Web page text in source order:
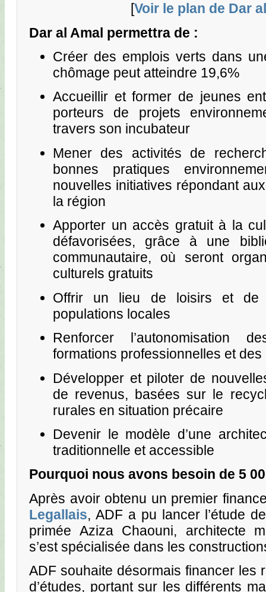
[Voir le plan de Dar
Dar al Amal permettra de :
Créer des emplois verts dans
chômage peut atteindre 19,6%
Accueillir et former de jeunes
porteurs de projets
travers son incubateur
Mener des activités de
bonnes pratiques
nouvelles initiatives répondant
la région
Apporter un accès gratuit à la
défavorisées, grâce à une
communautaire, où seront
culturels gratuits
Offrir un lieu de loisirs et de
populations locales
Renforcer l’autonomisation
formations professionnelles et des
Développer et piloter de
de revenus, basées sur le
rurales en situation précaire
Devenir le modèle d’une
traditionnelle et accessible
Pourquoi nous avons besoin de 5
Après avoir obtenu un premier
Legallais, ADF a pu lancer l’étude
primée Aziza Chaouni, architecte
s’est spécialisée dans les
ADF souhaite désormais financer les
d’études, portant sur les différents